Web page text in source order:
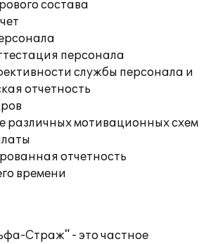
состава
персонала
службы персонала и
отчетность
различных мотивационных схем
отчетность
времени
Страж" - это частное